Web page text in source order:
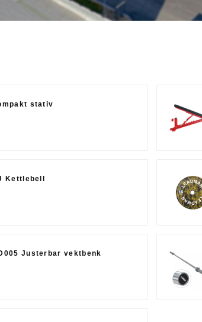
stativ
Kettlebell
Justerbar vektbenk